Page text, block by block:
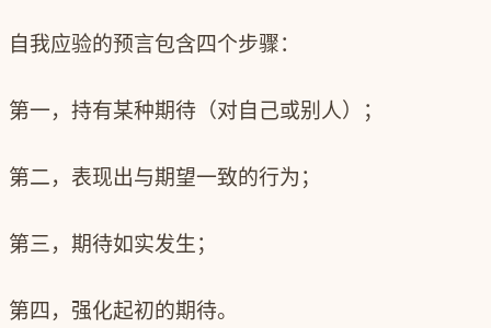
自我应验的预言包含四个步骤：
第一，持有某种期待（对自己或别人）；
第二，表现出与期望一致的行为；
第三，期待如实发生；
第四，强化起初的期待。